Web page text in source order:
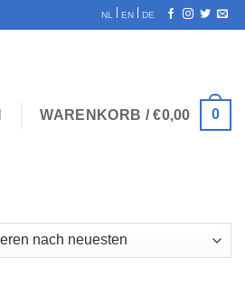
NL | EN| DE
WARENKORB /€0,00 0